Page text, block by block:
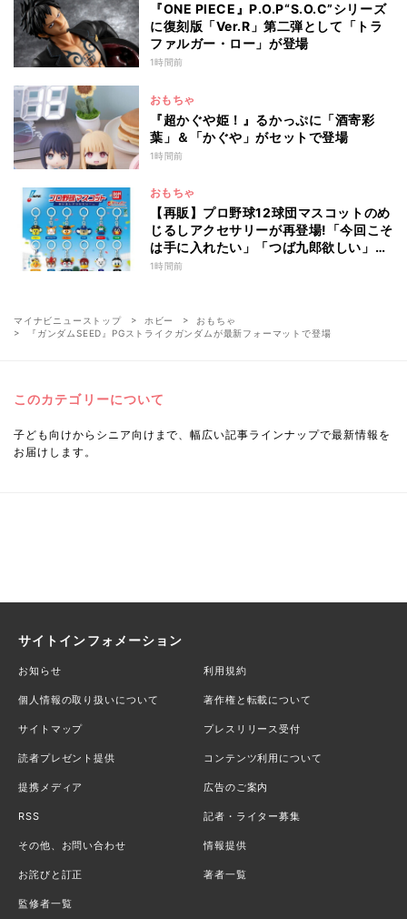
『ONE PIECE』P.O.P“S.O.C”シリーズ
に復刻版「Ver.R」第二弾として「トラ
ファルガー・ロー」が登場
1時間前
おもちゃ
『超かぐや姫！』るかっぷに「酒寄彩
葉」＆「かぐや」がセットで登場
1時間前
おもちゃ
【再販】プロ野球12球団マスコットのめ
じるしアクセサリーが再登場!「今回こそ
は手に入れたい」「つば九郎欲しい」と
話題
1時間前
マイナビニューストップ ホビー
おもちゃ
『ガンダムSEED』PGストライクガンダムが最新フォーマットで登場
このカテゴリーについて
子ども向けからシニア向けまで、幅広い記事ラインナップで最新情報を
お届けします。
サイトインフォメーション
お知らせ 利用規約
個人情報の取り扱いについて 著作権と転載について
サイトマップ プレスリリース受付
読者プレゼント提供 コンテンツ利用について
提携メディア 広告のご案内
RSS 記者・ライター募集
その他、お問い合わせ 情報提供
お詫びと訂正 著者一覧
監修者一覧